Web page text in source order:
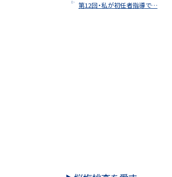
第12回・私が初任者指導で…